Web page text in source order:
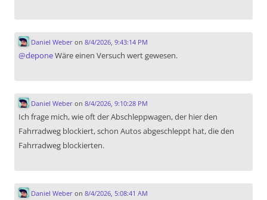
Daniel Weberon 8/4/2026, 9:43:14 PM
@deponeWäre einen Versuch wert gewesen.
Daniel Weberon 8/4/2026, 9:10:28 PM
Ich frage mich, wie oft der Abschleppwagen, der hier den
Fahrradweg blockiert, schon Autos abgeschleppt hat, die den
Fahrradweg blockierten.
Daniel Weberon 8/4/2026, 5:08:41 AM